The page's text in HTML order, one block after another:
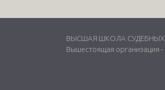
ВЫСШАЯ ШКОЛА СУДЕБНЫХ
Вышестоящая организация -